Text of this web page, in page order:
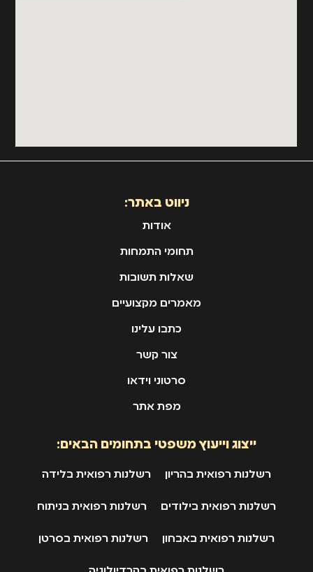
ניווט באתר:
אודות
תחומי התמחות
שאלות תשובות
מאמרים מקצועיים
כתבו עלינו
צור קשר
סרטוני וידאו
מפת אתר
ייצוג וייעוץ משפטי בתחומים הבאים:
רשלנות רפואית בהריון רשלנות רפואית בלידה
רשלנות רפואית בילודים רשלנות רפואית בניתוח
רשלנות רפואית באבחון רשלנות רפואית בסרטן